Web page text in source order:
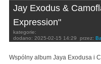
Jay Exodus &
Expression"
kategorie:
dodano: 2025-02-15 14:29 przez:
Wspólny album Jaya Exodusa i